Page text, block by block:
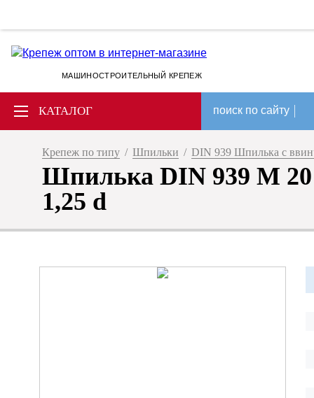
МАШИНОСТРОИТЕЛЬНЫЙ КРЕПЕЖ
КАТАЛОГ поиск по сайту
Крепеж по типу / Шпильки / DIN 939 Шпилька с
Шпилька DIN 939 M 20
1,25 d